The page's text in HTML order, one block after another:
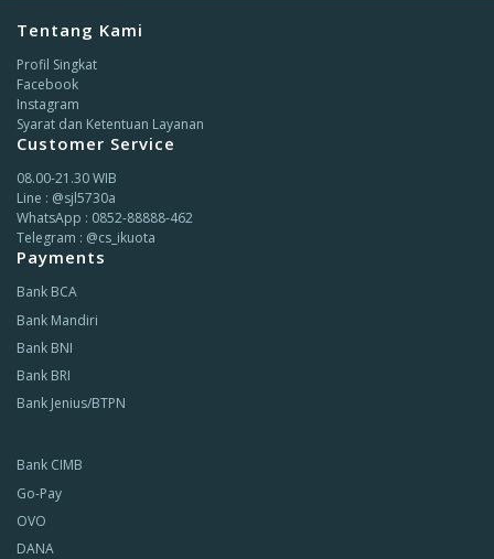
Tentang Kami
Profil Singkat
Facebook
Instagram
Syarat dan Ketentuan Layanan
Customer Service
08.00-21.30 WIB
Line : @sjl5730a
WhatsApp : 0852-88888-462
Telegram : @cs_ikuota
Payments
Bank BCA
Bank Mandiri
Bank BNI
Bank BRI
Bank Jenius/BTPN
Bank CIMB
Go-Pay
OVO
DANA